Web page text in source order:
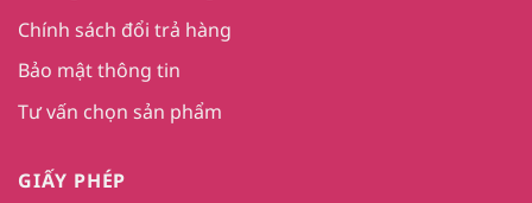
Chính sách đổi trả hàng
Bảo mật thông tin
Tư vấn chọn sản phẩm
GIẤY PHÉP